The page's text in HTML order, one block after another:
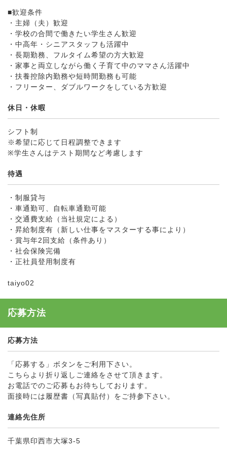
■歓迎条件
・主婦（夫）歓迎
・学校の合間で働きたい学生さん歓迎
・中高年・シニアスタッフも活躍中
・長期勤務、フルタイム希望の方大歓迎
・家事と両立しながら働く子育て中のママさん活躍中
・扶養控除内勤務や短時間勤務も可能
・フリーター、ダブルワークをしている方歓迎
休日・休暇
シフト制
※希望に応じて日程調整できます
※学生さんはテスト期間など考慮します
待遇
・制服貸与
・車通勤可、自転車通勤可能
・交通費支給（当社規定による）
・昇給制度有（新しい仕事をマスターする事により）
・賞与年2回支給（条件あり）
・社会保険完備
・正社員登用制度有
taiyo02
応募方法
応募方法
「応募する」ボタンをご利用下さい。
こちらより折り返しご連絡をさせて頂きます。
お電話でのご応募もお待ちしております。
面接時には履歴書（写真貼付）をご持参下さい。
連絡先住所
千葉県印西市大塚3-5